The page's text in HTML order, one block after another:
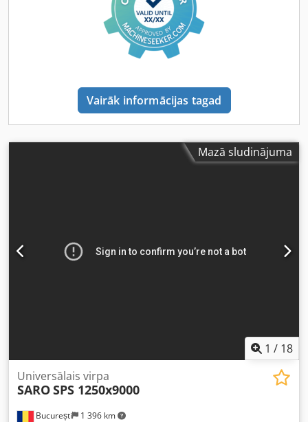
Vairāk informācijas tagad
Mazā sludinājuma
1 / 18
București 1 396 km
Universālais virpa
SAROSPS 1250x9000